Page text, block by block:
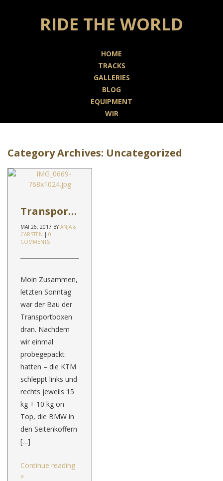
RIDE THE WORLD
HOME
TRACKS
GALLERIES
BLOG
EQUIPMENT
WIR
Category Archives: Uncategorized
Transportboxen
MAI 26, 2017 BY ANJA &
CARSTEN | 0
COMMENTS
Moin Zusammen,
letzten Sonntag
war der Bau der
Transportboxen
dran. Nachdem
wir einmal
probegepackt
hatten – die KTM
schleppt links und
rechts jeweils 15
kg + 10 kg on
Top, die BMW in
den Seitenkoffern
[…]
Continue reading
»